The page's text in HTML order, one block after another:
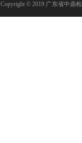
Copyright © 2019 广东省中鼎